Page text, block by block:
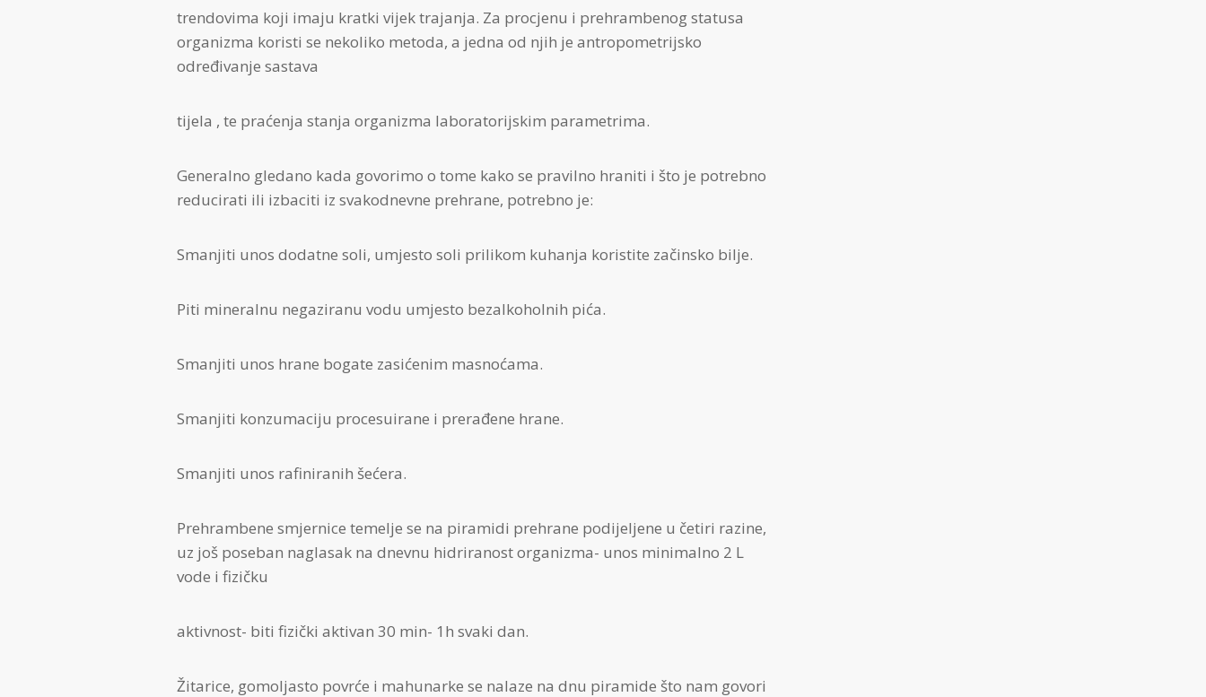
trendovima koji imaju kratki vijek trajanja. Za procjenu i prehrambenog statusa
organizma koristi se nekoliko metoda, a jedna od njih je antropometrijsko
određivanje sastava
tijela , te praćenja stanja organizma laboratorijskim parametrima.
Generalno gledano kada govorimo o tome kako se pravilno hraniti i što je potrebno
reducirati ili izbaciti iz svakodnevne prehrane, potrebno je:
Smanjiti unos dodatne soli, umjesto soli prilikom kuhanja koristite začinsko bilje.
Piti mineralnu negaziranu vodu umjesto bezalkoholnih pića.
Smanjiti unos hrane bogate zasićenim masnoćama.
Smanjiti konzumaciju procesuirane i prerađene hrane.
Smanjiti unos rafiniranih šećera.
Prehrambene smjernice temelje se na piramidi prehrane podijeljene u četiri razine,
uz još poseban naglasak na dnevnu hidriranost organizma- unos minimalno 2 L
vode i fizičku
aktivnost- biti fizički aktivan 30 min- 1h svaki dan.
Žitarice, gomoljasto povrće i mahunarke se nalaze na dnu piramide što nam govori